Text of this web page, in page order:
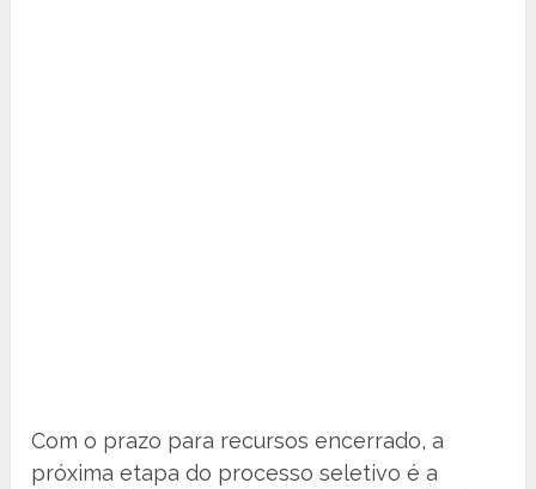
Com o prazo para recursos encerrado, a
próxima etapa do processo seletivo é a